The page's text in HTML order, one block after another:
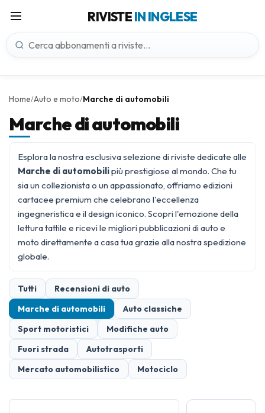
RIVISTEIN INGLESE
Home/Auto e moto/Marche di automobili
Marche di automobili
Esplora la nostra esclusiva selezione di riviste dedicate alle
Marche di automobilipiù prestigiose al mondo. Che tu
sia un collezionista o un appassionato, offriamo edizioni
cartacee premium che celebrano l'eccellenza
ingegneristica e il design iconico. Scopri l'emozione della
lettura tattile e ricevi le migliori pubblicazioni di auto e
moto direttamente a casa tua grazie alla nostra spedizione
globale.
Tutti
Recensioni di auto
Marche di automobili
Auto classiche
Sport motoristici
Modifiche auto
Fuori strada
Autotrasporti
Mercato automobilistico
Motociclo